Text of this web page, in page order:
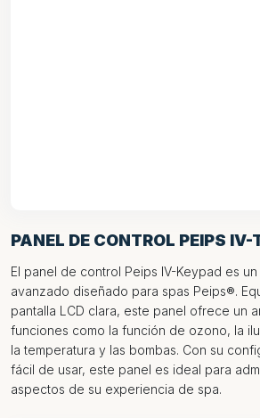
PANEL DE CONTROL PEIPS
El panel de control Peips IV-Keypad es
avanzado diseñado para spas Peips®.
pantalla LCD clara, este panel ofrece un
funciones como la función de ozono, la
la temperatura y las bombas. Con su
fácil de usar, este panel es ideal para
aspectos de su experiencia de spa.